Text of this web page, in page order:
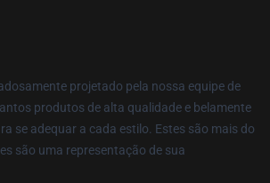
projetado pela nossa equipe de
produtos de alta qualidade e belamente
se adequar a cada estilo. Estes são mais do
são uma representação de sua